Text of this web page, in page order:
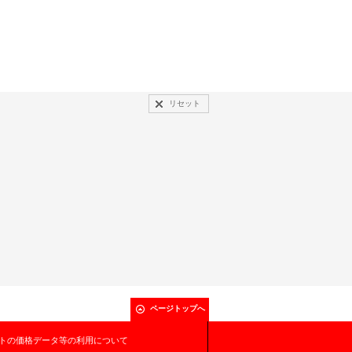
リセット
ページトップへ
の価格データ等の利用について